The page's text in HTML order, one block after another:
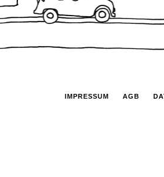
IMPRESSUM AGB